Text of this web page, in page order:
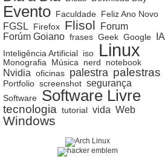
Evento Faculdade Feliz Ano Novo
FGSL Firefox Flisol Forum
Forúm Goiano frases Geek Google IA
Inteligência Artificial iso Linux
Monografia Música nerd notebook
Nvidia oficinas palestra palestras
Portfolio screenshot segurança
Software Software Livre
tecnologia tutorial vida Web
Windows